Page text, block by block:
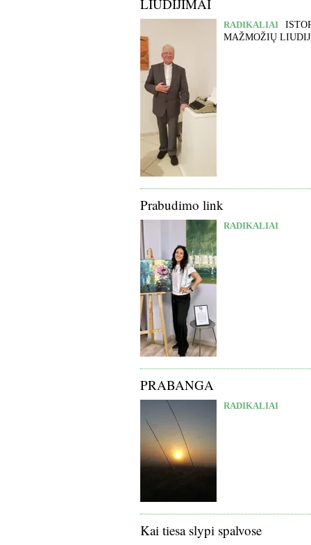
LIUDIJIMAI
RADIKALIAI
MAŽMOŽIŲ
Prabudimo link
RADIKALIAI
PRABANGA
RADIKALIAI
Kai tiesa slypi spalvose